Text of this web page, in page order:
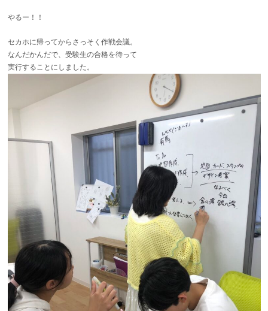
やるー！！
セカホに帰ってからさっそく作戦会議。
なんだかんだで、受験生の合格を待って
実行することにしました。